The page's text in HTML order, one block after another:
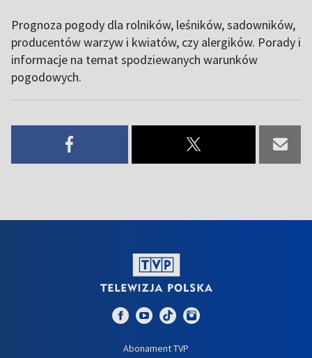
Prognoza pogody dla rolników, leśników, sadowników,
producentów warzyw i kwiatów, czy alergików. Porady i
informacje na temat spodziewanych warunków
pogodowych.
Abonament TVP